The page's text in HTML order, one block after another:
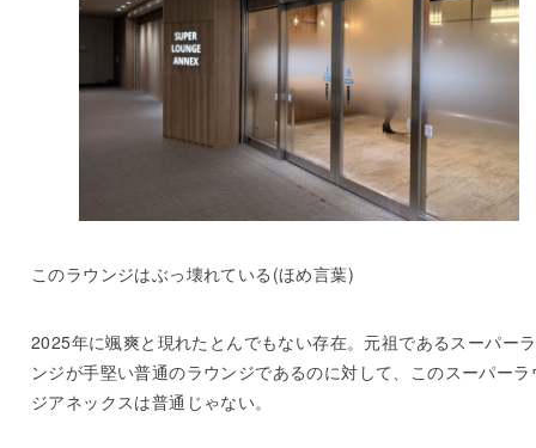
このラウンジはぶっ壊れている(ほめ言葉)
2025年に颯爽と現れたとんでもない存在。元祖であるスーパー
ンジが手堅い普通のラウンジであるのに対して、このスーパーラ
ジアネックスは普通じゃない。